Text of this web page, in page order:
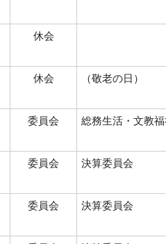
休会
休会 （敬老の日）
委員会 総務生活・文教
委員会 決算委員会
委員会 決算委員会